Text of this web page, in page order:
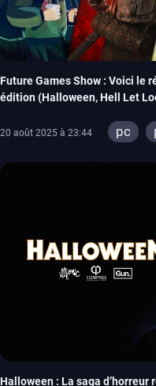
Future Games Show : Voici le
édition (Halloween, Hell Let
20 août 2025 à 23:44 pc
Halloween : La saga